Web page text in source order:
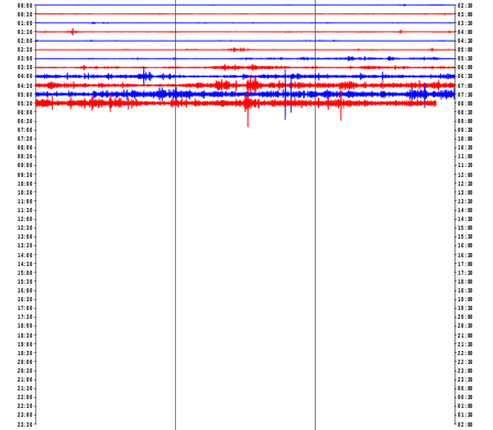
00:00
00:30
01:00
01:30
02:00
02:30
03:00
03:30
04:00
04:30
05:00
05:30
06:00
06:30
07:00
07:30
08:00
08:30
09:00
09:30
10:00
10:30
11:00
11:30
12:00
12:30
13:00
13:30
14:00
14:30
15:00
15:30
16:00
16:30
17:00
17:30
18:00
18:30
19:00
19:30
20:00
20:30
21:00
21:30
22:00
22:30
23:00
23:30
02:30
03:00
03:30
04:00
04:30
05:00
05:30
06:00
06:30
07:00
07:30
08:00
08:30
09:00
09:30
10:00
10:30
11:00
11:30
12:00
12:30
13:00
13:30
14:00
14:30
15:00
15:30
16:00
16:30
17:00
17:30
18:00
18:30
19:00
19:30
20:00
20:30
21:00
21:30
22:00
22:30
23:00
23:30
00:00
00:30
01:00
01:30
02:00